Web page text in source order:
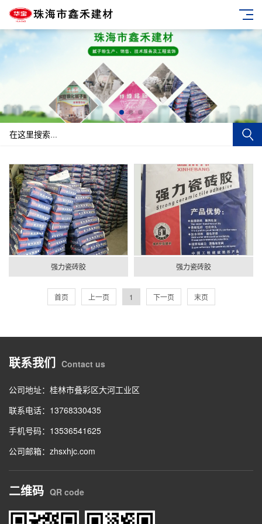
强力瓷砖胶 强力瓷砖胶
首页 上一页 1 下一页 末页
联系我们 Contact us
公司地址：桂林市叠彩区大河工业区
联系电话：13768330435
手机号码：13536541625
公司邮箱：zhsxhjc.com
二维码 QR code